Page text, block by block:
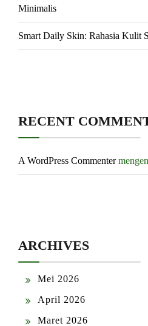
Minimalis
Smart Daily Skin: Rahasia Kulit
RECENT
A WordPress Commenter
ARCHIVES
Mei 2026
April 2026
Maret 2026